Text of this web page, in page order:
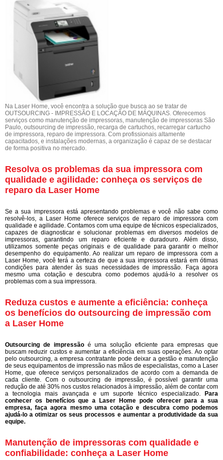
Na Laser Home, você encontra a solução que busca ao se tratar de
OUTSOURCING - IMPRESSÃO E LOCAÇÃO DE MÁQUINAS. Oferecemos
serviços como manutenção de impressoras, manutenção de impressoras São
Paulo, outsourcing de impressão, recarga de cartuchos, recarregar cartucho
de impressora, reparo de impressora. Com profissionais altamente
capacitados, e instalações modernas, a organização é capaz de se destacar
de forma positiva no mercado.
Resolva os problemas da sua impressora com
qualidade e agilidade: conheça os serviços de
reparo da Laser Home
Se a sua impressora está apresentando problemas e você não sabe como
resolvê-los, a Laser Home oferece serviços de reparo de impressora com
qualidade e agilidade. Contamos com uma equipe de técnicos especializados,
capazes de diagnosticar e solucionar problemas em diversos modelos de
impressoras, garantindo um reparo eficiente e duradouro. Além disso,
utilizamos somente peças originais e de qualidade para garantir o melhor
desempenho do equipamento. Ao realizar um reparo de impressora com a
Laser Home, você terá a certeza de que a sua impressora estará em ótimas
condições para atender às suas necessidades de impressão. Faça agora
mesmo uma cotação e descubra como podemos ajudá-lo a resolver os
problemas com a sua impressora.
Reduza custos e aumente a eficiência: conheça
os benefícios do outsourcing de impressão com
a Laser Home
Outsourcing de impressão é uma solução eficiente para empresas que
buscam reduzir custos e aumentar a eficiência em suas operações. Ao optar
pelo outsourcing, a empresa contratante pode deixar a gestão e manutenção
de seus equipamentos de impressão nas mãos de especialistas, como a Laser
Home, que oferece serviços personalizados de acordo com a demanda de
cada cliente. Com o outsourcing de impressão, é possível garantir uma
redução de até 30% nos custos relacionados à impressão, além de contar com
a tecnologia mais avançada e um suporte técnico especializado. Para
conhecer os benefícios que a Laser Home pode oferecer para a sua
empresa, faça agora mesmo uma cotação e descubra como podemos
ajudá-lo a otimizar os seus processos e aumentar a produtividade da sua
equipe.
Manutenção de impressoras com qualidade e
confiabilidade: conheça a Laser Home